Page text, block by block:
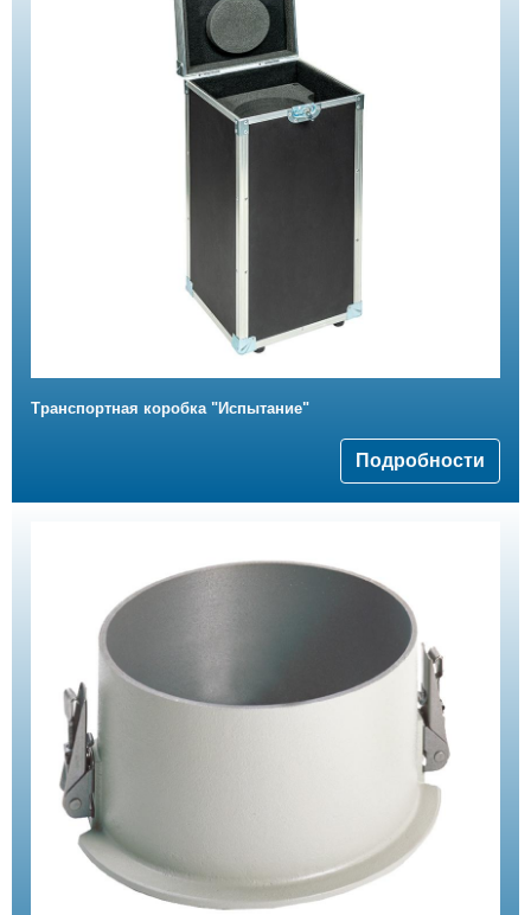
Транспортная коробка "Испытание"
Подробности